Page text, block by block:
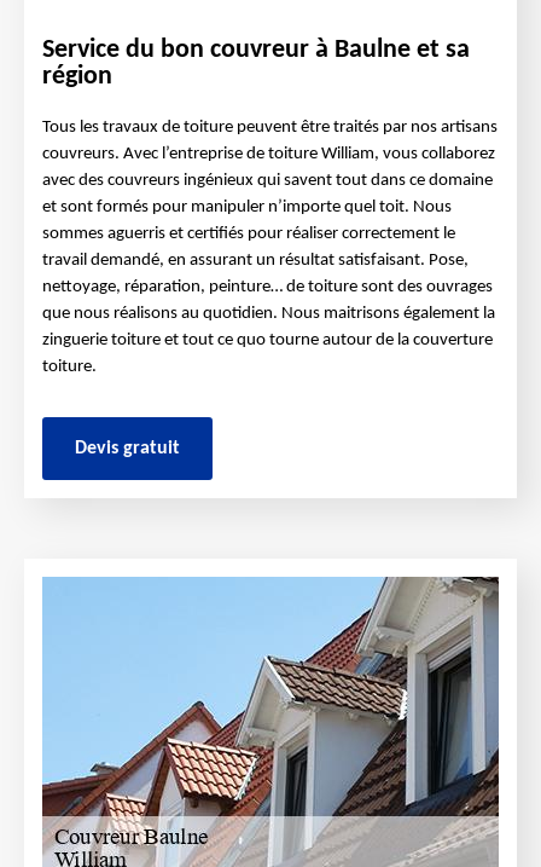
Service du bon couvreur à Baulne et sa
région
Tous les travaux de toiture peuvent être traités par nos artisans
couvreurs. Avec l’entreprise de toiture William, vous collaborez
avec des couvreurs ingénieux qui savent tout dans ce domaine
et sont formés pour manipuler n’importe quel toit. Nous
sommes aguerris et certifiés pour réaliser correctement le
travail demandé, en assurant un résultat satisfaisant. Pose,
nettoyage, réparation, peinture… de toiture sont des ouvrages
que nous réalisons au quotidien. Nous maitrisons également la
zinguerie toiture et tout ce quo tourne autour de la couverture
toiture.
Devis gratuit